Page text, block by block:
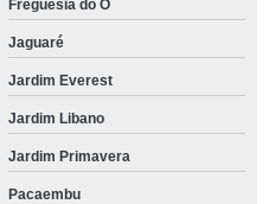
Freguesia do Ó
Jaguaré
Jardim Everest
Jardim Libano
Jardim Primavera
Pacaembu